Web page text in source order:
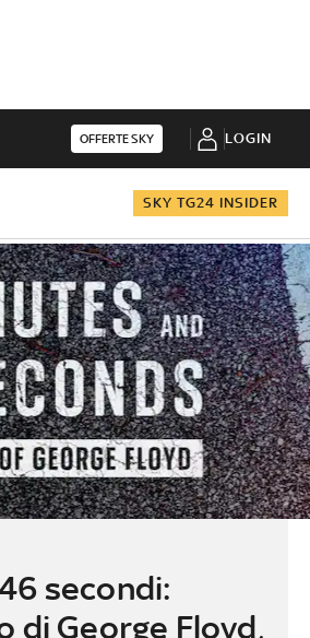
OFFERTE SKY LOGIN
SKY TG24 INSIDER
secondi:
di George Floyd,